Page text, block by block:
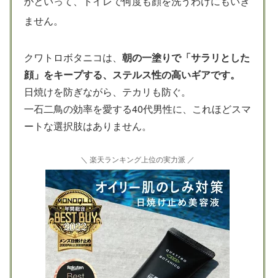
ません。
クワトロボタニコは、 朝の一塗りで「サラリとした
顔」をキープする、ステルス性の高いギアです。
日焼けを防ぎながら、テカリも防ぐ。
一石二鳥の効率を愛する40代男性に、これほどスマ
ートな選択肢はありません。
＼ 楽天ランキング上位の実力派 ／